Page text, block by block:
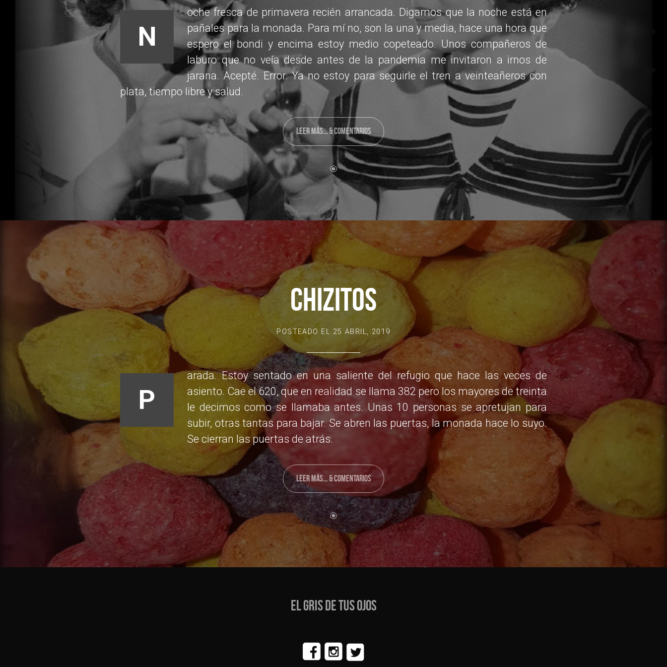
N
oche fresca de primavera recién arrancada. Digamos que la noche está en
pañales para la monada. Para mí no, son la una y media, hace una hora que
espero el bondi y encima estoy medio copeteado. Unos compañeros de
laburo que no veía desde antes de la pandemia me invitaron a irnos de
jarana. Acepté. Error. Ya no estoy para seguirle el tren a veinteañeros con
plata, tiempo libre y salud.
LEER MÁS... & COMENTARIOS
CHIZITOS
POSTEADO EL 25 ABRIL, 2019
P
arada. Estoy sentado en una saliente del refugio que hace las veces de
asiento. Cae el 620, que en realidad se llama 382 pero los mayores de treinta
le decimos como se llamaba antes. Unas 10 personas se apretujan para
subir, otras tantas para bajar. Se abren las puertas, la monada hace lo suyo.
Se cierran las puertas de atrás.
LEER MÁS... & COMENTARIOS
EL GRIS DE TUS OJOS